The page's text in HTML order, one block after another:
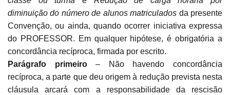
diminuição do número de alunos matriculados da presente
Convenção, ou ainda, quando ocorrer iniciativa expressa
do PROFESSOR. Em qualquer hipótese, é obrigatória a
concordância recíproca, firmada por escrito.
Parágrafo primeiro– Não havendo concordância
recíproca, a parte que deu origem à redução prevista nesta
cláusula arcará com a responsabilidade da rescisão